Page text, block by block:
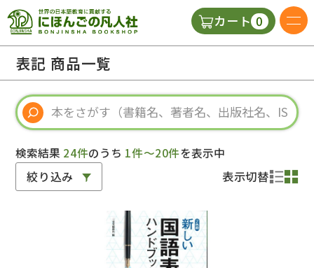
カート 0
視聴覚・補助教材
教師用参考書
表記 商品一覧
検索結果 24件のうち 1件～20件を表示中
絞り込み 表示切替